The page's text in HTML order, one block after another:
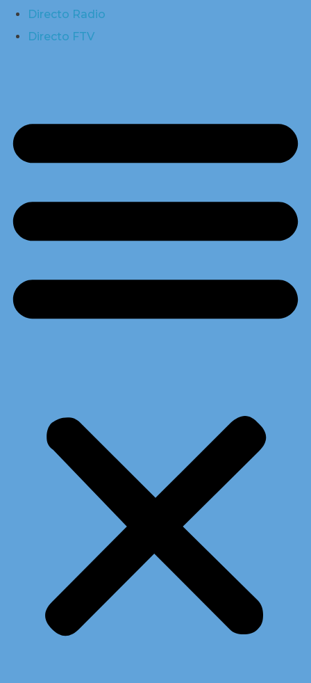
Directo Radio
Directo FTV